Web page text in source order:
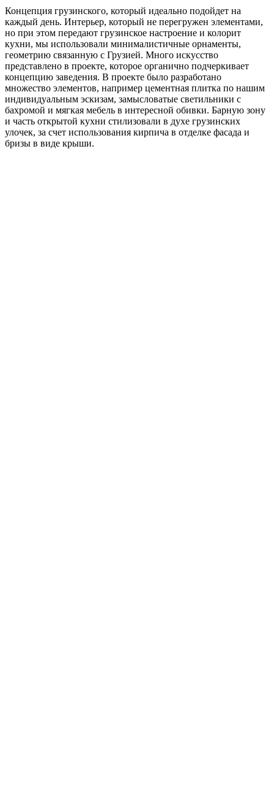
Концепция грузинского, который идеально подойдет на
каждый день. Интерьер, который не перегружен элементами,
но при этом передают грузинское настроение и колорит
кухни, мы использовали минималистичные орнаменты,
геометрию связанную с Грузией. Много искусство
представлено в проекте, которое органично подчеркивает
концепцию заведения. В проекте было разработано
множество элементов, например цементная плитка по нашим
индивидуальным эскизам, замысловатые светильники с
бахромой и мягкая мебель в интересной обивки. Барную зону
и часть открытой кухни стилизовали в духе грузинских
улочек, за счет использования кирпича в отделке фасада и
бризы в виде крыши.